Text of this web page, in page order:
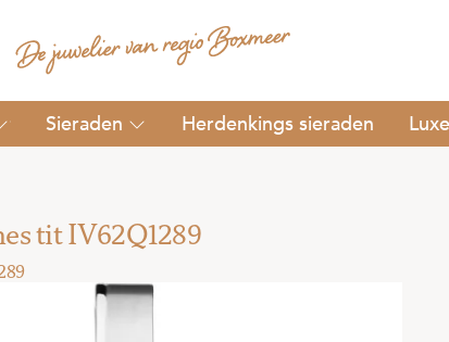
Sieraden Herdenkings sieraden
tit IV62Q1289